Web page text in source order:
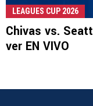
LEAGUES CUP 2026
Chivas vs.
ver EN VIVO